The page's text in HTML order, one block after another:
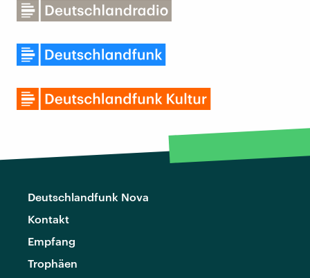
Deutschlandfunk Nova
Kontakt
Empfang
Trophäen